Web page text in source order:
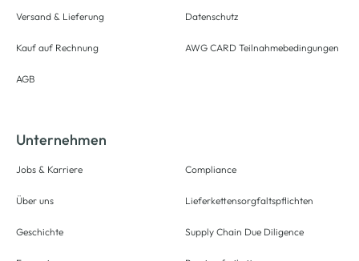
Versand & Lieferung
Kauf auf Rechnung
AGB
Datenschutz
AWG CARD Teilnahmebedingungen
Unternehmen
Jobs & Karriere
Über uns
Geschichte
Compliance
Lieferkettensorgfaltspflichten
Supply Chain Due Diligence